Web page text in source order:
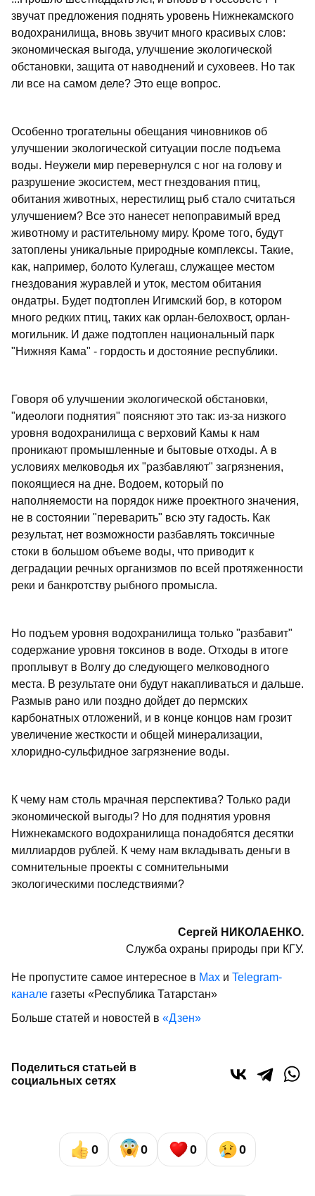
звучат предложения поднять уровень Нижнекамского
водохранилища, вновь звучит много красивых слов:
экономическая выгода, улучшение экологической
обстановки, защита от наводнений и суховеев. Но так
ли все на самом деле? Это еще вопрос.
Особенно трогательны обещания чиновников об
улучшении экологической ситуации после подъема
воды. Неужели мир перевернулся с ног на голову и
разрушение экосистем, мест гнездования птиц,
обитания животных, нерестилищ рыб стало считаться
улучшением? Все это нанесет непоправимый вред
животному и растительному миру. Кроме того, будут
затоплены уникальные природные комплексы. Такие,
как, например, болото Кулегаш, служащее местом
гнездования журавлей и уток, местом обитания
ондатры. Будет подтоплен Игимский бор, в котором
много редких птиц, таких как орлан-белохвост, орлан-
могильник. И даже подтоплен национальный парк
"Нижняя Кама" - гордость и достояние республики.
Говоря об улучшении экологической обстановки,
"идеологи поднятия" поясняют это так: из-за низкого
уровня водохранилища с верховий Камы к нам
проникают промышленные и бытовые отходы. А в
условиях мелководья их "разбавляют" загрязнения,
покоящиеся на дне. Водоем, который по
наполняемости на порядок ниже проектного значения,
не в состоянии "переварить" всю эту гадость. Как
результат, нет возможности разбавлять токсичные
стоки в большом объеме воды, что приводит к
деградации речных организмов по всей протяженности
реки и банкротству рыбного промысла.
Но подъем уровня водохранилища только "разбавит"
содержание уровня токсинов в воде. Отходы в итоге
проплывут в Волгу до следующего мелководного
места. В результате они будут накапливаться и дальше.
Размыв рано или поздно дойдет до пермских
карбонатных отложений, и в конце концов нам грозит
увеличение жесткости и общей минерализации,
хлоридно-сульфидное загрязнение воды.
К чему нам столь мрачная перспектива? Только ради
экономической выгоды? Но для поднятия уровня
Нижнекамского водохранилища понадобятся десятки
миллиардов рублей. К чему нам вкладывать деньги в
сомнительные проекты с сомнительными
экологическими последствиями?
Сергей НИКОЛАЕНКО.
Служба охраны природы при КГУ.
Не пропустите самое интересное в Max и Telegram-
канале газеты «Республика Татарстан»
Больше статей и новостей в «Дзен»
Поделиться статьей в
социальных сетях
0 0 0 0